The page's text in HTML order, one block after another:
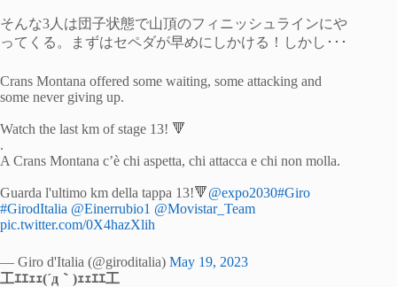
そんな3人は団子状態で山頂のフィニッシュラインにや
ってくる。まずはセペダが早めにしかける！しかし･･･
Crans Montana offered some waiting, some attacking and
some never giving up.
Watch the last km of stage 13! 🔻
.
A Crans Montana c’è chi aspetta, chi attacca e chi non molla.
Guarda l'ultimo km della tappa 13!🔻@expo2030#Giro
#GirodItalia @Einerrubio1 @Movistar_Team
pic.twitter.com/0X4hazXlih
— Giro d'Italia (@giroditalia) May 19, 2023
工ｴｴｪｪ(´д｀)ｪｪｴｴ工